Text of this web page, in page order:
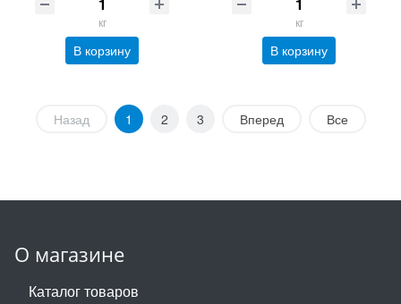
кг
В корзину
кг
В корзину
Назад 1 2 3 Вперед Все
О магазине
Каталог товаров